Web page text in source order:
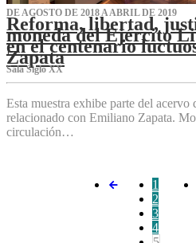
DE AGOSTO DE 2018 A ABRIL DE 2019
Reforma, libertad,
moneda del Ejército
en el centenario
Zapata
Sala Siglo XX
Esta muestra exhibe parte del
relacionado con Emiliano Zapata.
circulación…
1
2
3
4